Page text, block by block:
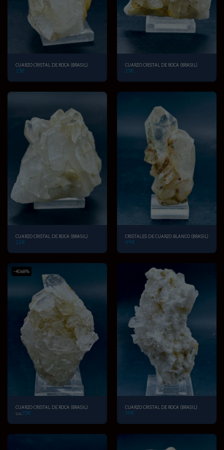
CUARZO CRISTAL DE ROCA (BRASIL)
35€
CUARZO CRISTAL DE ROCA (BRASIL)
25€
CUARZO CRISTAL DE ROCA (BRASIL)
22€
CRISTALES DE CUARZO BLANCO (BRASIL)
49€
-40.68%
CUARZO CRISTAL DE ROCA (BRASIL)
59€35€
CUARZO CRISTAL DE ROCA (BRASIL)
59€